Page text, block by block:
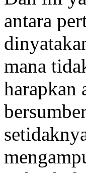
antara
mana
harapkan